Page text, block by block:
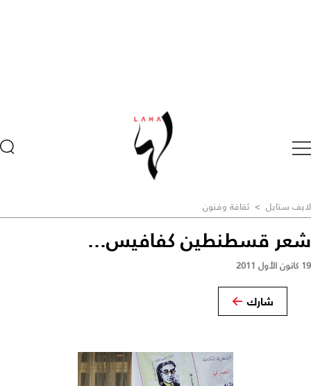
لايف ستايل > ثقافة وفنون
شعر قسطنطين كفافيس...
19 كانون الأول 2011
شارك